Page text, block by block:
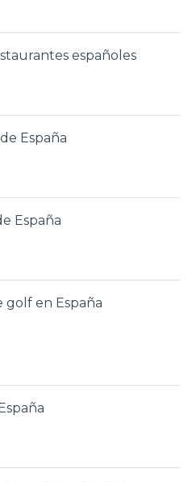
españoles
España
España
golf en España